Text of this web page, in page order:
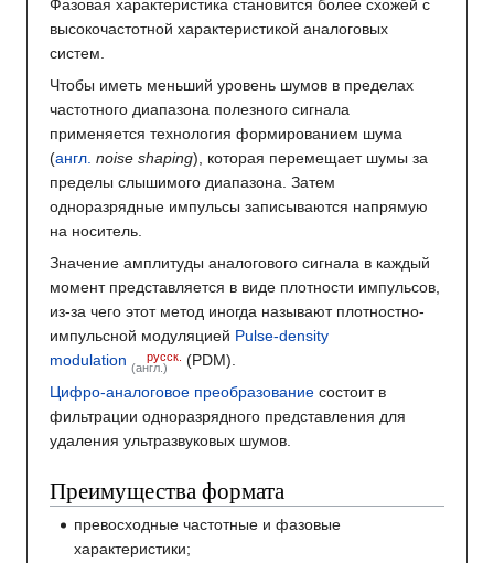
Фазовая характеристика становится более схожей с
высокочастотной характеристикой аналоговых
систем.
Чтобы иметь меньший уровень шумов в пределах
частотного диапазона полезного сигнала
применяется технология формированием шума
(англ. noise shaping), которая перемещает шумы за
пределы слышимого диапазона. Затем
одноразрядные импульсы записываются напрямую
на носитель.
Значение амплитуды аналогового сигнала в каждый
момент представляется в виде плотности импульсов,
из-за чего этот метод иногда называют плотностно-
импульсной модуляцией Pulse-density
modulation (англ.)
русск. (PDM).
Цифро-аналоговое преобразование состоит в
фильтрации одноразрядного представления для
удаления ультразвуковых шумов.
Преимущества формата
превосходные частотные и фазовые
характеристики;